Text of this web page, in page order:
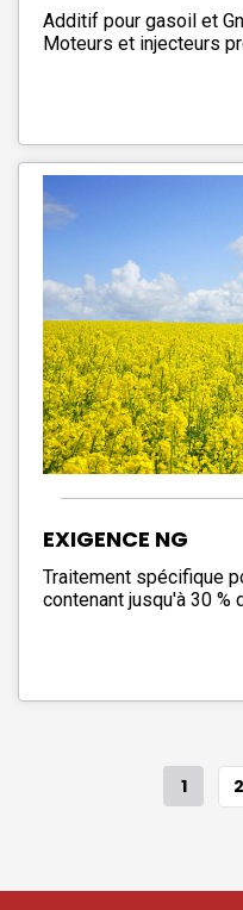
Additif pour gasoil et
Moteurs et injecteurs
EXIGENCE NG
Traitement spécifique
contenant jusqu'à 30 %
1 2